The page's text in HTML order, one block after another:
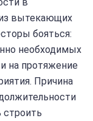
вытекающих
бояться:
необходимых
на протяжение
Причина